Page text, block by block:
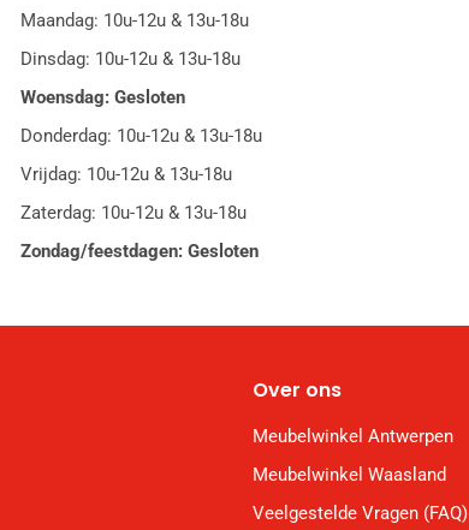
Maandag: 10u-12u & 13u-18u
Dinsdag: 10u-12u & 13u-18u
Woensdag: Gesloten
Donderdag: 10u-12u & 13u-18u
Vrijdag: 10u-12u & 13u-18u
Zaterdag: 10u-12u & 13u-18u
Zondag/feestdagen: Gesloten
Over ons
Meubelwinkel Antwerpen
Meubelwinkel Waasland
Veelgestelde Vragen (FAQ)